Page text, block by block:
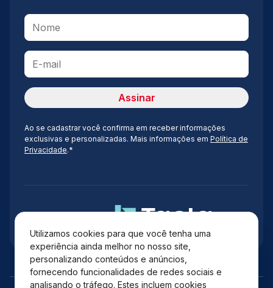
Utilizamos cookies para que você tenha uma
experiência ainda melhor no nosso site,
personalizando conteúdos e anúncios,
fornecendo funcionalidades de redes sociais e
analisando o tráfego. Estes incluem cookies
Ao se cadastrar você confirma em receber informações
exclusivas e personalizadas. Mais informações em Política de
Privacidade.*